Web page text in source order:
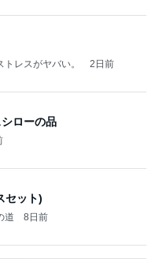
レスがヤバい。 2日前
ローの品
セット)
道 8日前